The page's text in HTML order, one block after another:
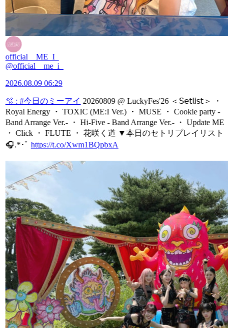
official__ME_I_
@official__me_i_
2026.08.09 06:29
🫧 :#今日のミーアイ 20260809 @ LuckyFes'26 ＜𝖲𝖾𝗍𝗅𝗂𝗌𝗍＞ ・
Royal Energy ・ TOXIC (ME:I Ver.) ・ MUSE ・ Cookie party -
Band Arrange Ver.- ・ Hi-Five - Band Arrange Ver.- ・ Update ME
・ Click ・ FLUTE ・ 花咲く道 ▼本日のセトリプレイリスト
🎧.*･ﾟhttps://t.co/Xwm1BQpbxA